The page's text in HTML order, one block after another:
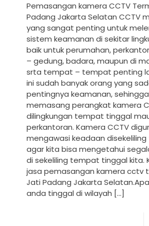
Pemasangan kamera CCTV
Padang Jakarta Selatan CCTV
yang sangat penting untuk
sistem keamanan di sekitar
baik untuk perumahan,
– gedung, badara, maupun di
srta tempat – tempat penting
ini sudah banyak orang yang
pentingnya keamanan,
memasang perangkat kamera
dilingkungan tempat tinggal
perkantoran. Kamera CCTV
mengawasi keadaan
agar kita bisa mengetahui
di sekeliling tempat tinggal kita.
jasa pemasangan kamera cctv
Jati Padang Jakarta
anda tinggal di wilayah […]